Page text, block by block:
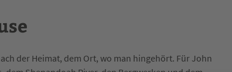
der Heimat, dem Ort, wo man hingehört. Für John